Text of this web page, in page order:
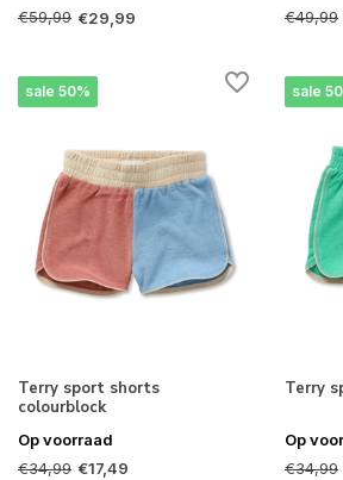
€59,99 €29,99
€49,99
sale 50%
Terry sport shorts
colourblock
Op voorraad
€34,99 €17,49
sale
Terry
Op
€34,99